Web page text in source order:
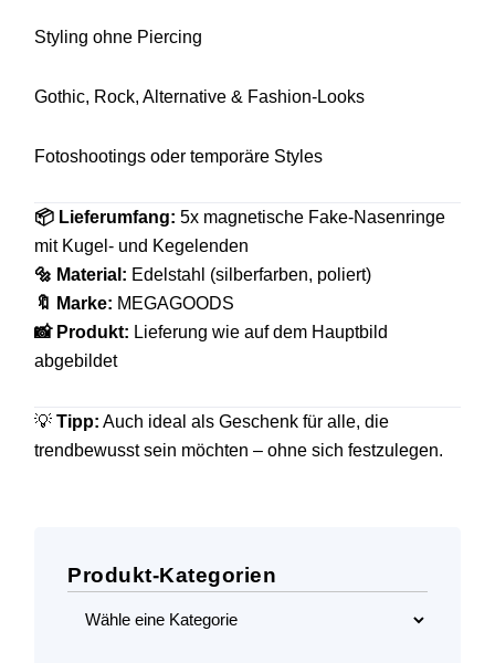
Styling ohne Piercing
Gothic, Rock, Alternative & Fashion-Looks
Fotoshootings oder temporäre Styles
📦 Lieferumfang: 5x magnetische Fake-Nasenringe
mit Kugel- und Kegelenden
🔩 Material: Edelstahl (silberfarben, poliert)
🔖 Marke: MEGAGOODS
📸 Produkt: Lieferung wie auf dem Hauptbild
abgebildet
💡 Tipp: Auch ideal als Geschenk für alle, die
trendbewusst sein möchten – ohne sich festzulegen.
Produkt-Kategorien